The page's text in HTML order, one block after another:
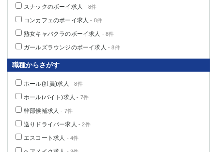
スナックのボーイ求人 - 8件
コンカフェのボーイ求人 - 8件
熟女キャバクラのボーイ求人 - 8件
ガールズラウンジのボーイ求人 - 8件
職種からさがす
ホール(社員)求人 - 8件
ホール(バイト)求人 - 7件
幹部候補求人 - 7件
送りドライバー求人 - 2件
エスコート求人 - 4件